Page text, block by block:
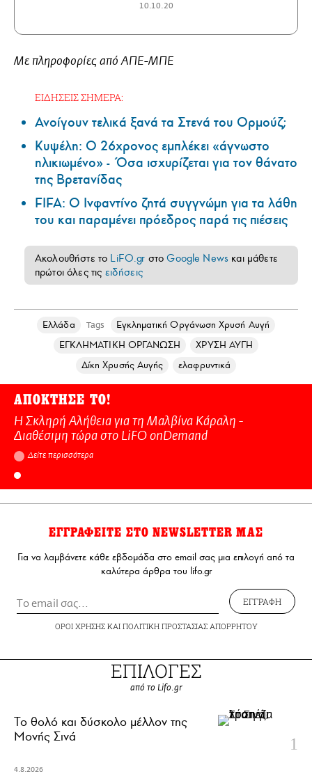
10.10.20
Με πληροφορίες από AΠΕ-ΜΠΕ
ΕΙΔΗΣΕΙΣ ΣΗΜΕΡΑ:
Ανοίγουν τελικά ξανά τα Στενά του Ορμούζ;
Κυψέλη: Ο 26χρονος εμπλέκει «άγνωστο
ηλικιωμένο» - Όσα ισχυρίζεται για τον θάνατο
της Βρετανίδας
FIFA: Ο Ινφαντίνο ζητά συγγνώμη για τα λάθη
του και παραμένει πρόεδρος παρά τις πιέσεις
Ακολουθήστε το LiFO.gr στοGoogle News και μάθετε
πρώτοι όλες τις ειδήσεις
Ελλάδα Tags
Εγκληματική Οργάνωση Χρυσή Αυγή
ΕΓΚΛΗΜΑΤΙΚΗ ΟΡΓΑΝΩΣΗ
ΧΡΥΣΗ ΑΥΓΗ
Δίκη Χρυσής Αυγής
ελαφρυντικά
ΑΠΟΚΤΗΣΕ ΤΟ!
Η Σκληρή Αλήθεια για τη Μαλβίνα Κάραλη -
Διαθέσιμη τώρα στo LiFO onDemand
Δείτε περισσότερα
ΕΓΓΡΑΦΕΙΤΕ ΣΤΟ NEWSLETTER ΜΑΣ
Για να λαμβάνετε κάθε εβδομάδα στο email σας μια επιλογή από τα
καλύτερα άρθρα του lifo.gr
ΕΓΓΡΑΦΗ
ΟΡΟΙ ΧΡΗΣΗΣΚΑΙ ΠΟΛΙΤΙΚΗ ΠΡΟΣΤΑΣΙΑΣ ΑΠΟΡΡΗΤΟΥ
ΕΠΙΛΟΓΕΣ
από το Lifo.gr
Το θολό και δύσκολο μέλλον της
Μονής Σινά
4.8.2026